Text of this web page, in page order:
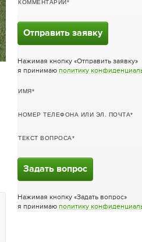
КОММЕНТАРИЙ
Отправить заявку
Нажимая кнопку «Отправить заявку»
я принимаю политику
ИМЯ
НОМЕР ТЕЛЕФОНА ИЛИ ЭЛ. ПОЧТА
ТЕКСТ ВОПРОСА
Задать вопрос
Нажимая кнопку «Задать вопрос»
я принимаю политику